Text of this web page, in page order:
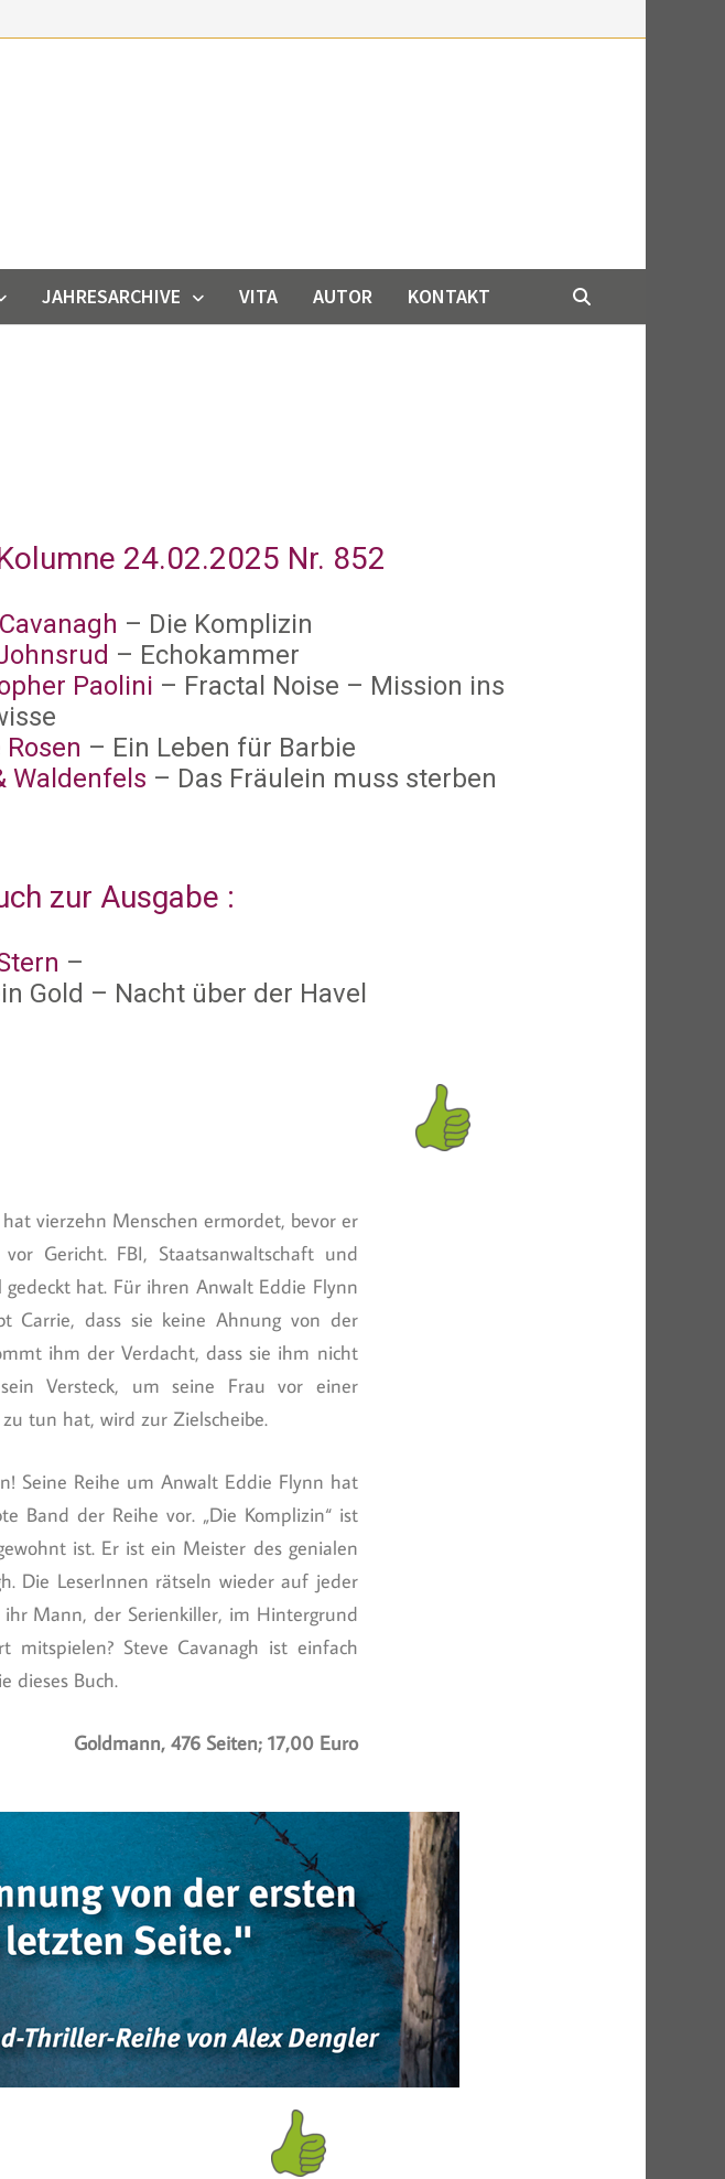
JAHRESARCHIVE VITA AUTOR KONTAKT
24.02.2025 Nr. 852
– Die Komplizin
– Echokammer
Paolini – Fractal Noise – Mission ins
Rosen – Ein Leben für Barbie
Waldenfels – Das Fräulein muss sterben
zur Ausgabe :
–
Gold – Nacht über der Havel
vierzehn Menschen ermordet, bevor er
Gericht. FBI, Staatsanwaltschaft und
hat. Für ihren Anwalt Eddie Flynn
Carrie, dass sie keine Ahnung von der
ihm der Verdacht, dass sie ihm nicht
Versteck, um seine Frau vor einer
tun hat, wird zur Zielscheibe.
Seine Reihe um Anwalt Eddie Flynn hat
Band der Reihe vor. „Die Komplizin“ ist
ist. Er ist ein Meister des genialen
Die LeserInnen rätseln wieder auf jeder
Mann, der Serienkiller, im Hintergrund
mitspielen? Steve Cavanagh ist einfach
dieses Buch.
Goldmann, 476 Seiten; 17,00 Euro